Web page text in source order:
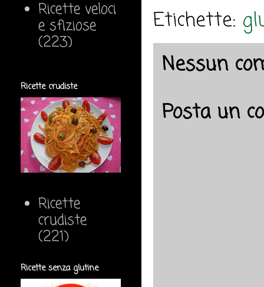
Etichette:
Nessun
Posta un
Ricette veloci
e sfiziose
(223)
Ricette crudiste
Ricette
crudiste
(221)
Ricette senza glutine